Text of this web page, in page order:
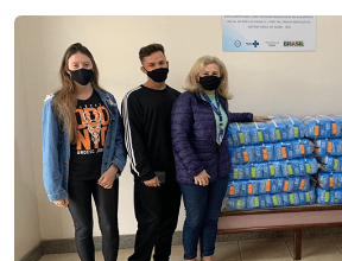
CPA
Biblioteca
Editora
Rádio